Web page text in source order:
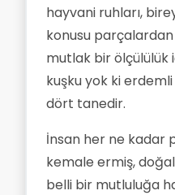
hayvani ruhları,
konusu
mutlak bir ölçülülük
kuşku yok ki
dört tanedir.
İnsan her ne kadar
kemale ermiş,
belli bir mutluluğa